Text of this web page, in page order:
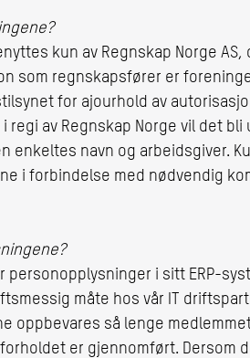
kun av Regnskap Norge
som regnskapsfører er
for ajourhold av
regi av Regnskap Norge vil det
enkeltes navn og arbeidsgiver.
i forbindelse med nødvendig
personopplysninger i sitt ERP-
måte hos vår IT
oppbevares så lenge
er gjennomført. Dersom